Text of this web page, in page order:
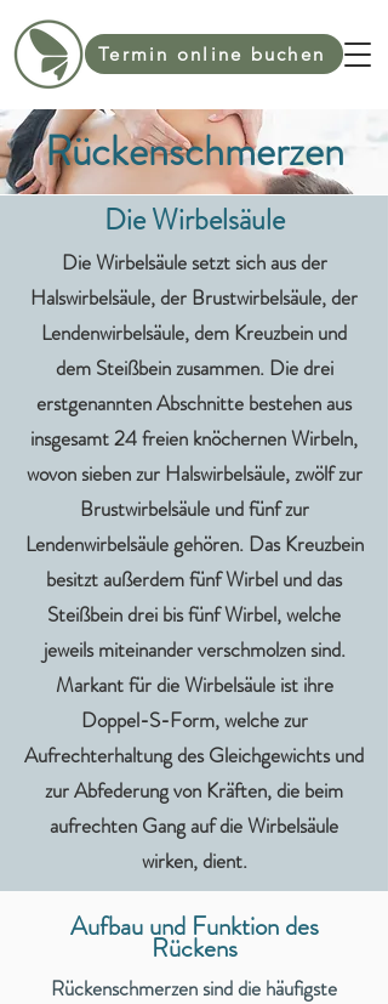
Termin online buchen
Rückenschmerzen
Die Wirbelsäule
Die Wirbelsäule setzt sich aus der
Halswirbelsäule, der Brustwirbelsäule, der
Lendenwirbelsäule, dem Kreuzbein und
dem Steißbein zusammen. Die drei
erstgenannten Abschnitte bestehen aus
insgesamt 24 freien knöchernen Wirbeln,
wovon sieben zur Halswirbelsäule, zwölf zur
Brustwirbelsäule und fünf zur
Lendenwirbelsäule gehören. Das Kreuzbein
besitzt außerdem fünf Wirbel und das
Steißbein drei bis fünf Wirbel, welche
jeweils miteinander verschmolzen sind.
Markant für die Wirbelsäule ist ihre
Doppel-S-Form, welche zur
Aufrechterhaltung des Gleichgewichts und
zur Abfederung von Kräften, die beim
aufrechten Gang auf die Wirbelsäule
wirken, dient.
Aufbau und Funktion des
Rückens
Rückenschmerzen sind die häufigste